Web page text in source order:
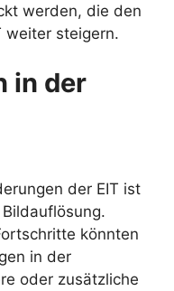
werden, die den
weiter steigern.
in der
der EIT ist
könnten
in der
oder zusätzliche